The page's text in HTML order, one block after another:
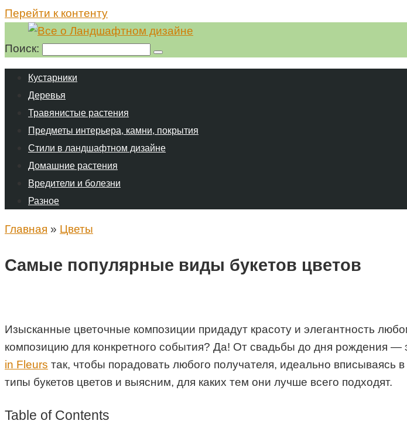
Перейти к контенту
Поиск:
Кустарники
Деревья
Травянистые растения
Предметы интерьера, камни, покрытия
Стили в ландшафтном дизайне
Домашние растения
Вредители и болезни
Разное
Главная » Цветы
Самые популярные виды букетов цветов
Изысканные цветочные композиции придадут красоту и элегантность
композицию для конкретного события? Да! От свадьбы до дня рождения
in Fleurs так, чтобы порадовать любого получателя, идеально
типы букетов цветов и выясним, для каких тем они лучше всего подходят.
Table of Contents